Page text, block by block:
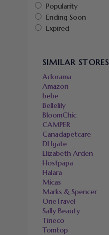
Popularity
Ending Soon
Expired
SIMILAR STORES
Adorama
Amazon
bebe
Bellelily
BloomChic
CAMPER
Canadapetcare
DHgate
Elizabeth Arden
Hostpapa
Halara
Micas
Marks & Spencer
OneTravel
Sally Beauty
Tineco
Tomtop